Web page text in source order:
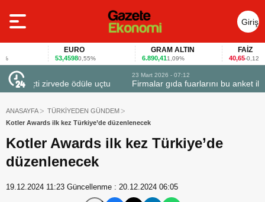
Giriş
Yap
EURO
53,45980,55%
GRAM ALTIN
6.890,411,09%
FAİZ
40,65 -0,12%
Firmalar gıda fuarlarını bu anket ile değerlendirdi
ANASAYFA
TÜRKİYEDEN GÜNDEM
Kotler Awards ilk kez Türkiye’de düzenlenecek
Kotler Awards ilk kez Türkiye’de
düzenlenecek
19.12.2024 11:23 Güncellenme : 20.12.2024 06:05